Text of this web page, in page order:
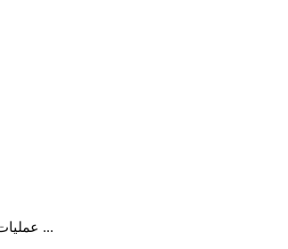
عملیات اجرایی مجتمع فرهنگی و هنری کلور از سال ۱۳۹۳ آغاز شده بود که با عنایت وزیر فرهنگ و ارشاد اسلامی دولت چهاردهم و با ...